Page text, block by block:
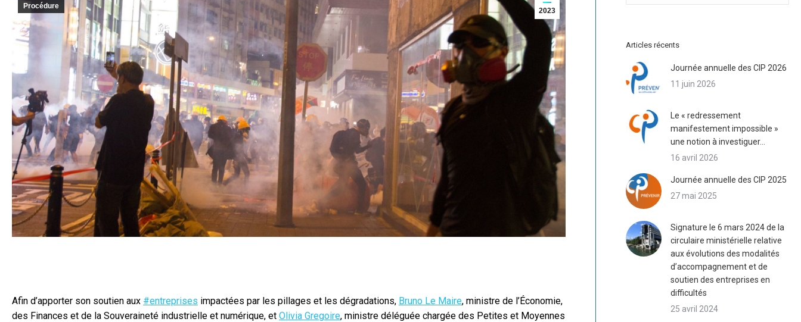
2023
Procédure
Afin d’apporter son soutien aux #entreprises impactées par les pillages et les dégradations, Bruno Le Maire, ministre de l’Économie,
des Finances et de la Souveraineté industrielle et numérique, et Olivia Gregoire, ministre déléguée chargée des Petites et Moyennes
Articles récents
Journée annuelle des CIP 2026
11 juin 2026
Le « redressement
manifestement impossible »
une notion à investiguer…
16 avril 2026
Journée annuelle des CIP 2025
27 mai 2025
Signature le 6 mars 2024 de la
circulaire ministérielle relative
aux évolutions des modalités
d’accompagnement et de
soutien des entreprises en
difficultés
25 avril 2024